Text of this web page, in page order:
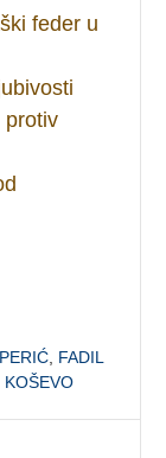
feder u
protiv
FADIL
KOŠEVO